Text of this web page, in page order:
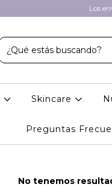
Los
Skincare
Preguntas
No tenemos